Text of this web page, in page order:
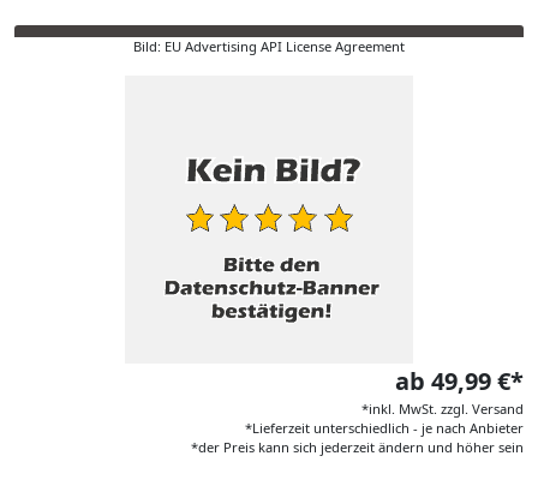
Bild: EU Advertising API License Agreement
ab 49,99 €*
*inkl. MwSt. zzgl. Versand
*Lieferzeit unterschiedlich - je nach Anbieter
*der Preis kann sich jederzeit ändern und höher sein